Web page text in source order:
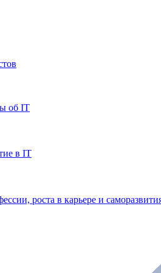
об IT
в IT
роста в карьере и